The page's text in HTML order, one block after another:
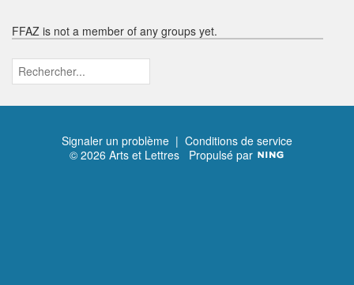
FFAZ is not a member of any groups yet.
Signaler un problème | Conditions de service
© 2026 Arts et Lettres Propulsé par